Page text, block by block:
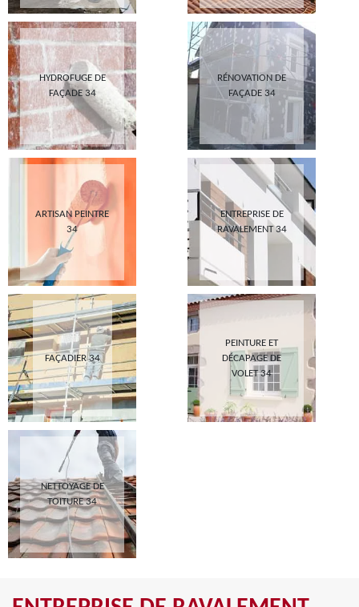
HYDROFUGE DE
FAÇADE 34
RÉNOVATION DE
FAÇADE 34
ARTISAN PEINTRE
34
ENTREPRISE DE
RAVALEMENT 34
FAÇADIER 34
PEINTURE ET
DÉCAPAGE DE
VOLET 34
NETTOYAGE DE
TOITURE 34